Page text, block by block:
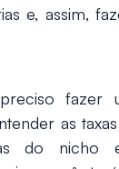
e, assim,
fazer
as
do nicho